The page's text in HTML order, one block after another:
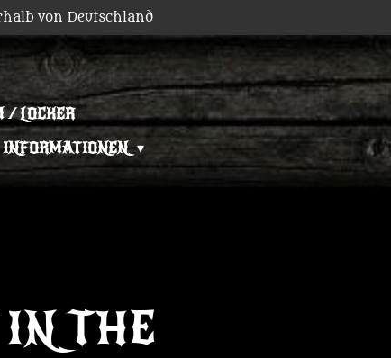
von Deutschland
/ LOCKER
INFORMATIONEN
THE